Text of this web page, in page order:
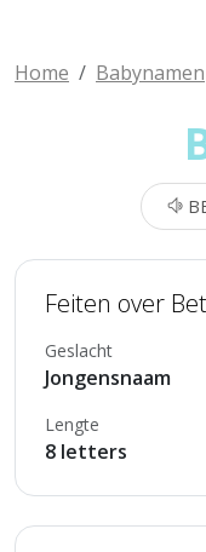
Home Babynamen
Feiten over
Geslacht
Jongensnaam
Lengte
8 letters